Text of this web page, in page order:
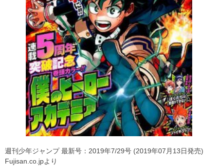
週刊少年ジャンプ 最新号：2019年7/29号 (2019年07月13日発売)
Fujisan.co.jpより